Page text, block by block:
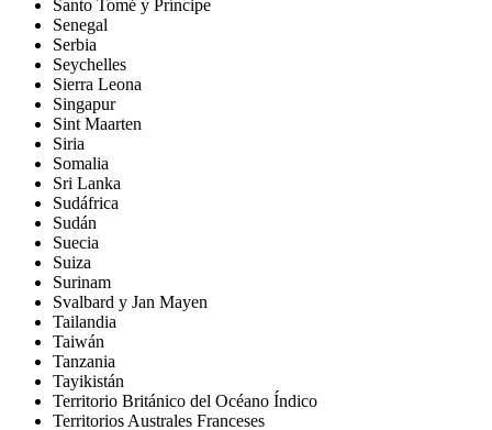
Santo Tomé y Príncipe
Senegal
Serbia
Seychelles
Sierra Leona
Singapur
Sint Maarten
Siria
Somalia
Sri Lanka
Sudáfrica
Sudán
Suecia
Suiza
Surinam
Svalbard y Jan Mayen
Tailandia
Taiwán
Tanzania
Tayikistán
Territorio Británico del Océano Índico
Territorios Australes Franceses